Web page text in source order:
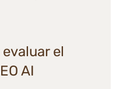
el
AI